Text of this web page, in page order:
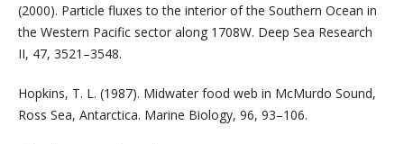
(2000). Particle fluxes to the interior of the Southern Ocean in
the Western Pacific sector along 1708W. Deep Sea Research
II, 47, 3521–3548.
Hopkins, T. L. (1987). Midwater food web in McMurdo Sound,
Ross Sea, Antarctica. Marine Biology, 96, 93–106.